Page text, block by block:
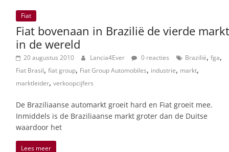
Fiat
Fiat bovenaan in Brazilië de vierde markt
in de wereld
20 augustus 2010 Lancia4Ever 0 reacties Brazilië, fga,
Fiat Brasil, fiat group, Fiat Group Automobiles, industrie, markt,
marktleider, verkoopcijfers
De Braziliaanse automarkt groeit hard en Fiat groeit mee.
Inmiddels is de Braziliaanse markt groter dan de Duitse
waardoor het
Lees meer